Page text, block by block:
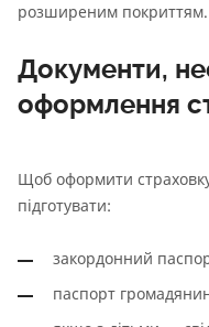
розширеним покриттям.
Документи,
оформлення
Щоб оформити
підготувати:
закордонний
паспорт